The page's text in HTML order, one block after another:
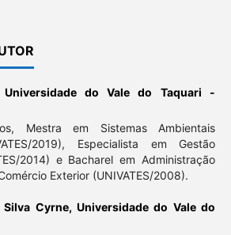
Universidade do Vale do Taquari -
Mestra em Sistemas Ambientais
2019), Especialista em Gestão
2014) e Bacharel em Administração
Exterior (UNIVATES/2008).
Cyrne, Universidade do Vale do